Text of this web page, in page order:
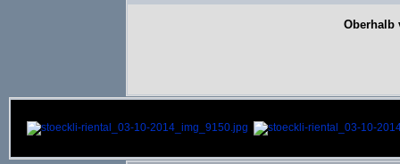
Oberhalb